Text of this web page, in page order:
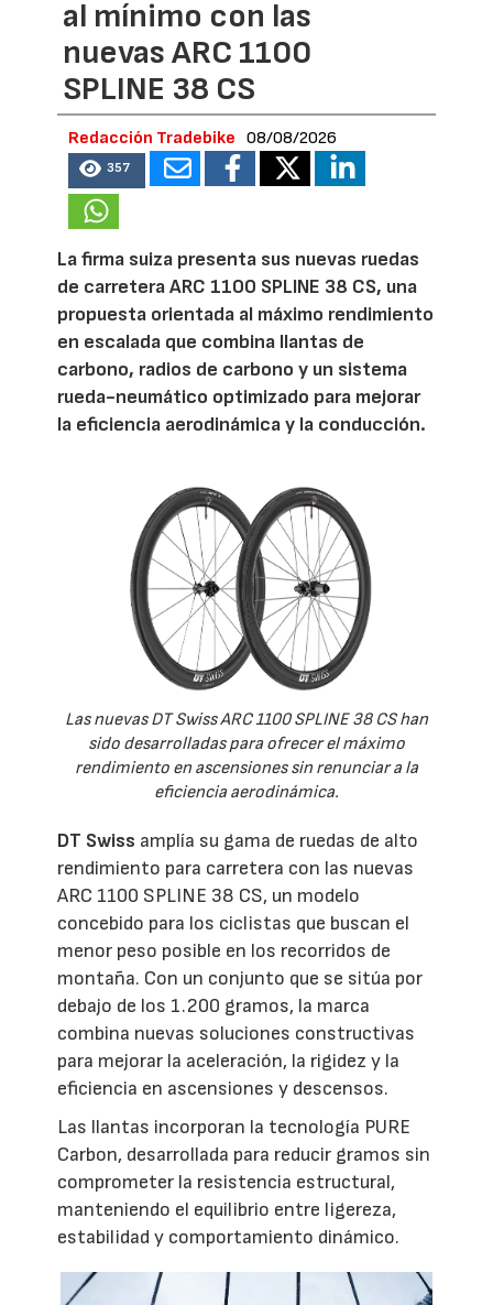
al mínimo con las
nuevas ARC 1100
SPLINE 38 CS
Redacción Tradebike 08/08/2026
357
La firma suiza presenta sus nuevas ruedas
de carretera ARC 1100 SPLINE 38 CS, una
propuesta orientada al máximo rendimiento
en escalada que combina llantas de
carbono, radios de carbono y un sistema
rueda-neumático optimizado para mejorar
la eficiencia aerodinámica y la conducción.
Las nuevas DT Swiss ARC 1100 SPLINE 38 CS han
sido desarrolladas para ofrecer el máximo
rendimiento en ascensiones sin renunciar a la
eficiencia aerodinámica.
DT Swiss amplía su gama de ruedas de alto
rendimiento para carretera con las nuevas
ARC 1100 SPLINE 38 CS, un modelo
concebido para los ciclistas que buscan el
menor peso posible en los recorridos de
montaña. Con un conjunto que se sitúa por
debajo de los 1.200 gramos, la marca
combina nuevas soluciones constructivas
para mejorar la aceleración, la rigidez y la
eficiencia en ascensiones y descensos.
Las llantas incorporan la tecnología PURE
Carbon, desarrollada para reducir gramos sin
comprometer la resistencia estructural,
manteniendo el equilibrio entre ligereza,
estabilidad y comportamiento dinámico.